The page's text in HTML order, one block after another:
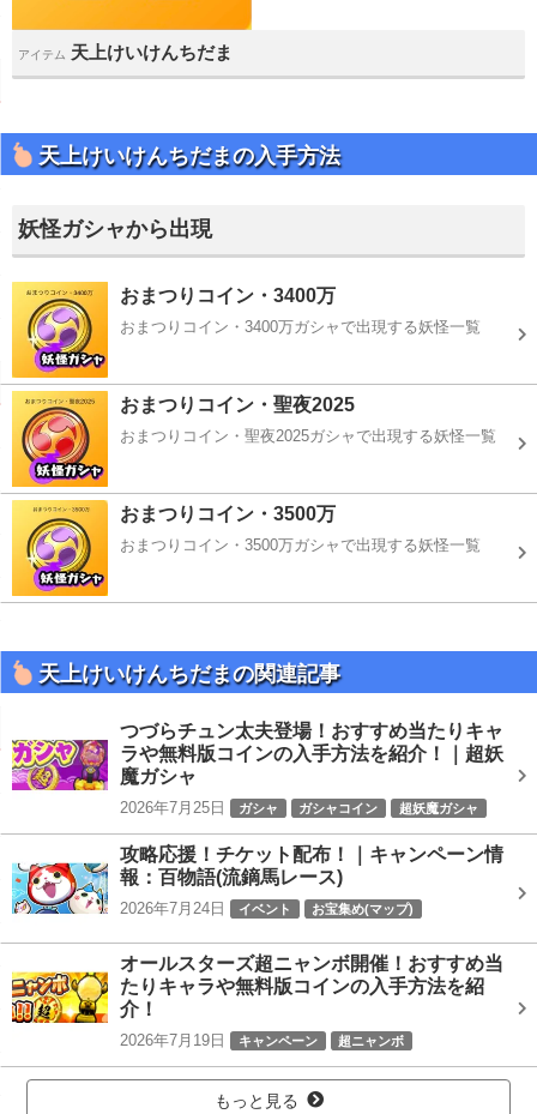
アイテム 天上けいけんちだま
天上けいけんちだまの入手方法
妖怪ガシャから出現
おまつりコイン・3400万
おまつりコイン・3400万ガシャで出現する妖怪一覧
おまつりコイン・聖夜2025
おまつりコイン・聖夜2025ガシャで出現する妖怪一覧
おまつりコイン・3500万
おまつりコイン・3500万ガシャで出現する妖怪一覧
天上けいけんちだまの関連記事
つづらチュン太夫登場！おすすめ当たりキャ
ラや無料版コインの入手方法を紹介！｜超妖
魔ガシャ
2026年7月25日 ガシャ ガシャコイン 超妖魔ガシャ
攻略応援！チケット配布！｜キャンペーン情
報：百物語(流鏑馬レース)
2026年7月24日 イベント お宝集め(マップ)
オールスターズ超ニャンボ開催！おすすめ当
たりキャラや無料版コインの入手方法を紹
介！
2026年7月19日 キャンペーン 超ニャンボ
もっと見る